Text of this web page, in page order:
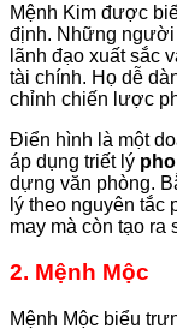
Mệnh Kim được
định. Những người
lãnh đạo xuất sắc
tài chính. Họ dễ
chỉnh chiến lược
Điển hình là một
áp dụng triết lý
dựng văn phòng.
lý theo nguyên tắc
may mà còn tạo ra
2. Mệnh Mộc
Mệnh Mộc biểu